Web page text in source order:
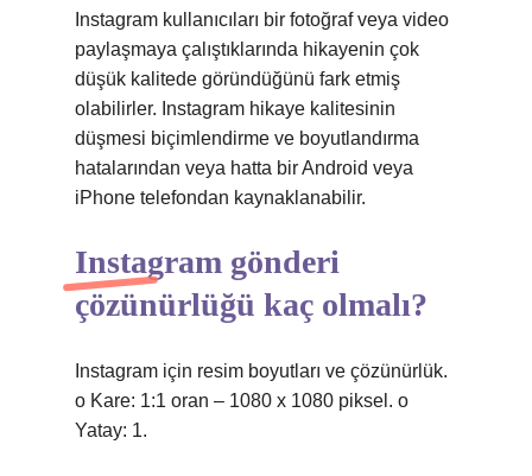
Instagram kullanıcıları bir fotoğraf veya video
paylaşmaya çalıştıklarında hikayenin çok
düşük kalitede göründüğünü fark etmiş
olabilirler. Instagram hikaye kalitesinin
düşmesi biçimlendirme ve boyutlandırma
hatalarından veya hatta bir Android veya
iPhone telefondan kaynaklanabilir.
Instagram gönderi
çözünürlüğü kaç olmalı?
Instagram için resim boyutları ve çözünürlük.
o Kare: 1:1 oran – 1080 x 1080 piksel. o
Yatay: 1.